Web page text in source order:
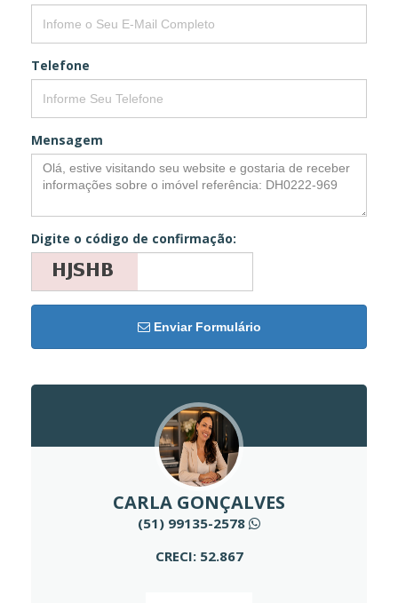
Telefone
Mensagem
Digite o código de confirmação:
Enviar Formulário
CARLA GONÇALVES
(51) 99135-2578
CRECI: 52.867